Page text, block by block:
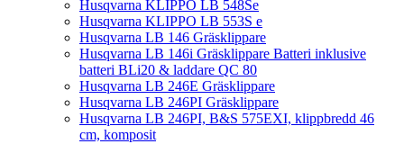
Husqvarna KLIPPO LB 548Se
Husqvarna KLIPPO LB 553S e
Husqvarna LB 146 Gräsklippare
Husqvarna LB 146i Gräsklippare Batteri inklusive
batteri BLi20 & laddare QC 80
Husqvarna LB 246E Gräsklippare
Husqvarna LB 246PI Gräsklippare
Husqvarna LB 246PI, B&S 575EXI, klippbredd 46
cm, komposit